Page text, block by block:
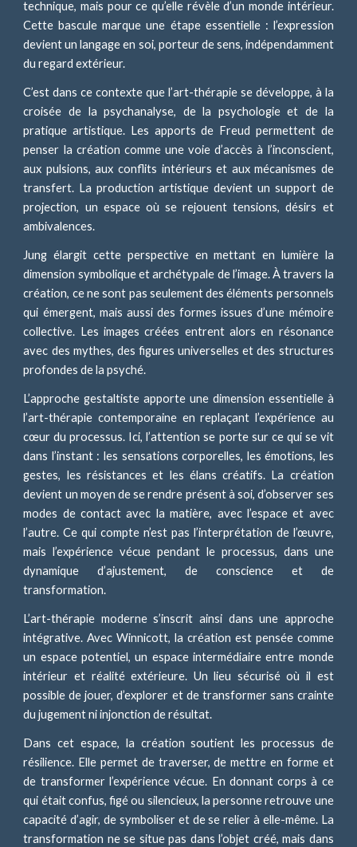
technique, mais pour ce qu’elle révèle d’un monde intérieur.
Cette bascule marque une étape essentielle : l’expression
devient un langage en soi, porteur de sens, indépendamment
du regard extérieur.
C’est dans ce contexte que l’art-thérapie se développe, à la
croisée de la psychanalyse, de la psychologie et de la
pratique artistique. Les apports de Freud permettent de
penser la création comme une voie d’accès à l’inconscient,
aux pulsions, aux conflits intérieurs et aux mécanismes de
transfert. La production artistique devient un support de
projection, un espace où se rejouent tensions, désirs et
ambivalences.
Jung élargit cette perspective en mettant en lumière la
dimension symbolique et archétypale de l’image. À travers la
création, ce ne sont pas seulement des éléments personnels
qui émergent, mais aussi des formes issues d’une mémoire
collective. Les images créées entrent alors en résonance
avec des mythes, des figures universelles et des structures
profondes de la psyché.
L’approche gestaltiste apporte une dimension essentielle à
l’art-thérapie contemporaine en replaçant l’expérience au
cœur du processus. Ici, l’attention se porte sur ce qui se vit
dans l’instant : les sensations corporelles, les émotions, les
gestes, les résistances et les élans créatifs. La création
devient un moyen de se rendre présent à soi, d’observer ses
modes de contact avec la matière, avec l’espace et avec
l’autre. Ce qui compte n’est pas l’interprétation de l’œuvre,
mais l’expérience vécue pendant le processus, dans une
dynamique d’ajustement, de conscience et de
transformation.
L’art-thérapie moderne s’inscrit ainsi dans une approche
intégrative. Avec Winnicott, la création est pensée comme
un espace potentiel, un espace intermédiaire entre monde
intérieur et réalité extérieure. Un lieu sécurisé où il est
possible de jouer, d’explorer et de transformer sans crainte
du jugement ni injonction de résultat.
Dans cet espace, la création soutient les processus de
résilience. Elle permet de traverser, de mettre en forme et
de transformer l’expérience vécue. En donnant corps à ce
qui était confus, figé ou silencieux, la personne retrouve une
capacité d’agir, de symboliser et de se relier à elle-même. La
transformation ne se situe pas dans l’objet créé, mais dans